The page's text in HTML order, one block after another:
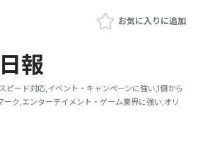
お気に入りに追加
報
ピード対応,イベント・キャンペーンに強い,1個から
ーク,エンターテイメント・ゲーム業界に強い,オリ